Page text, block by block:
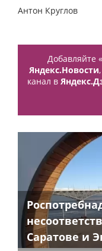
Антон Круглов
Добавляйте
Яндекс.Новости
канал в
Саратове и